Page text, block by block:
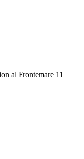
al Frontemare 11